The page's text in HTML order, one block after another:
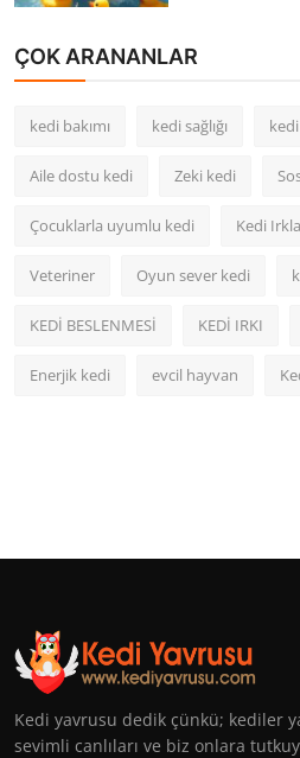
ÇOK ARANANLAR
kedi bakımı kedi sağlığı kedi
Aile dostu kedi Zeki kedi
Çocuklarla uyumlu kedi Kedi
Veteriner Oyun sever kedi
KEDİ BESLENMESİ KEDİ IRKI
Enerjik kedi evcil hayvan
Kedi yavrusu dedik çünkü; kediler
sevimli canlıları ve biz onlara